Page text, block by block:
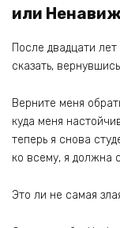
или
После двадцати
сказать,
Верните меня
куда меня
теперь я снова
ко всему, я должна
Это ли не самая